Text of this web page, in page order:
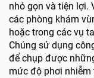
nhỏ gọn và tiện lợi.
các phòng khám
hoặc trong các vụ
Chúng sử dụng
để chụp được
mức độ phơi